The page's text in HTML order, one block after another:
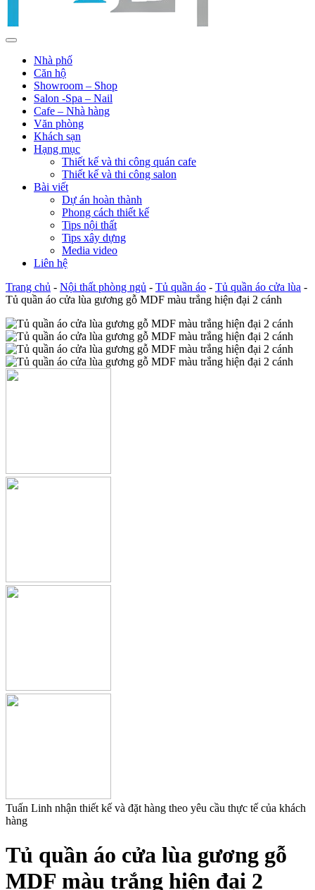
Nhà phố
Căn hộ
Showroom – Shop
Salon -Spa – Nail
Cafe – Nhà hàng
Văn phòng
Khách sạn
Hạng mục
Thiết kế và thi công quán cafe
Thiết kế và thi công salon
Bài viết
Dự án hoàn thành
Phong cách thiết kế
Tips nội thất
Tips xây dựng
Media video
Liên hệ
Trang chủ - Nội thất phòng ngủ - Tủ quần áo - Tủ quần áo cửa lùa -
Tủ quần áo cửa lùa gương gỗ MDF màu trắng hiện đại 2 cánh
Tuấn Linh nhận thiết kế và đặt hàng theo yêu cầu thực tế của khách
hàng
Tủ quần áo cửa lùa gương gỗ
MDF màu trắng hiện đại 2